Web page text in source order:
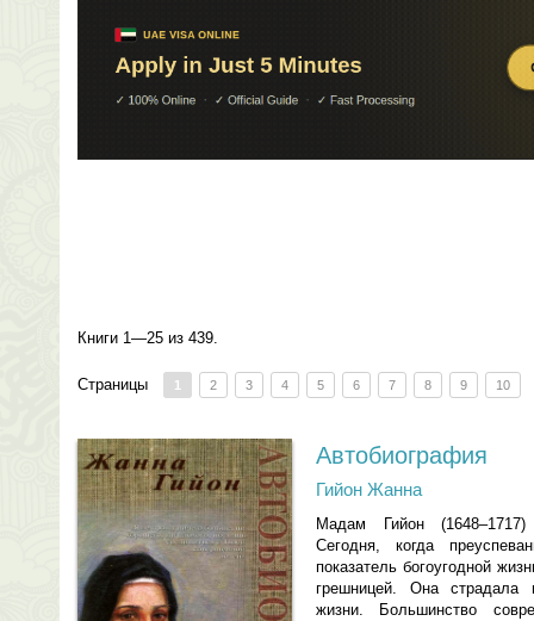
Книги 1—25 из 439.
Страницы 1 2 3 4 5 6 7 8 9 10
Автобиография
Гийон Жанна
Мадам Гийон
Сегодня, когда
показатель богоугодной
грешницей. Она страдала
жизни. Большинство